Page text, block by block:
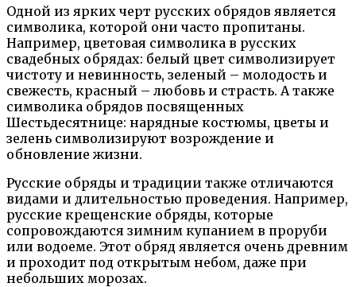
Одной из ярких черт русских обрядов является
символика, которой они часто пропитаны.
Например, цветовая символика в русских
свадебных обрядах: белый цвет символизирует
чистоту и невинность, зеленый – молодость и
свежесть, красный – любовь и страсть. А также
символика обрядов посвященных
Шестьдесятнице: нарядные костюмы, цветы и
зелень символизируют возрождение и
обновление жизни.
Русские обряды и традиции также отличаются
видами и длительностью проведения. Например,
русские крещенские обряды, которые
сопровождаются зимним купанием в проруби
или водоеме. Этот обряд является очень древним
и проходит под открытым небом, даже при
небольших морозах.